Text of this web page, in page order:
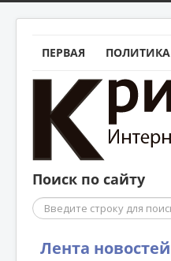
ПЕРВАЯ ПОЛИТИКА
Поиск по сайту
Поиск
Лента новостей